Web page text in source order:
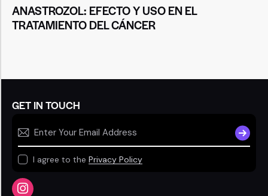
ANASTROZOL: EFECTO Y USO EN EL
TRATAMIENTO DEL CÁNCER
GET IN TOUCH
I agree to the Privacy Policy